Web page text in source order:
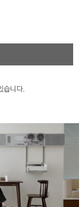
습니다.